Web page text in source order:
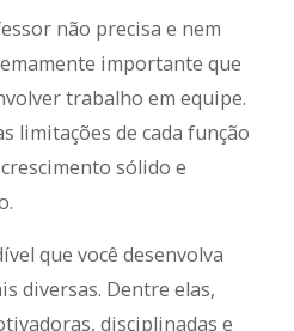
não precisa e nem
importante que
trabalho em equipe.
limitações de cada função
sólido e
que você desenvolva
diversas. Dentre elas,
disciplinadas e